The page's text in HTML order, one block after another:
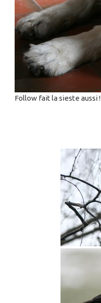
Follow fait la sieste aussi !